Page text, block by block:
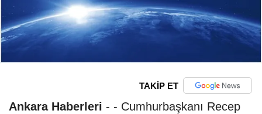
TAKİP ET
Ankara Haberleri - - Cumhurbaşkanı Recep